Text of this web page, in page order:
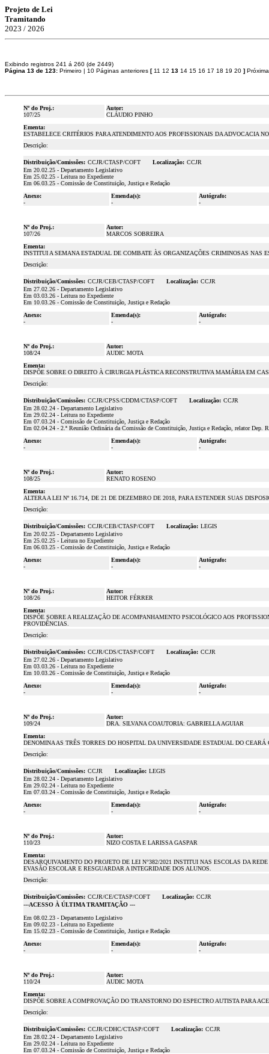
Projeto de Lei
Tramitando
2023 / 2026
Exibindo registros 241 á 260 (de 2449)
Página 13 de 123: Primeiro | 10 Páginas anteriores [ 11 12 13 14 15 16 17 18 19 20 ]
Nº do Proj.:
107/25
Autor:
CLÁUDIO PINHO
Ementa:
ESTABELECE CRITÉRIOS PARA ATENDIMENTO AOS PROFISSIONAIS DA ADVOCACIA
Descrição:
Distribuição/Comissões: CCJR/CTASP/COFT Localização: CCJR
Em 20.02.25 - Departamento Legislativo
Em 25.02.25 - Leitura no Expediente
Em 06.03.25 - Comissão de Constituição, Justiça e Redação
Anexo:
-
Emenda(s):
-
Autógrafo:
-
Nº do Proj.:
107/26
Autor:
MARCOS SOBREIRA
Ementa:
INSTITUI A SEMANA ESTADUAL DE COMBATE ÀS ORGANIZAÇÕES CRIMINOSAS NAS
Descrição:
Distribuição/Comissões: CCJR/CEB/CTASP/COFT Localização: CCJR
Em 27.02.26 - Departamento Legislativo
Em 03.03.26 - Leitura no Expediente
Em 10.03.26 - Comissão de Constituição, Justiça e Redação
Anexo:
-
Emenda(s):
-
Autógrafo:
-
Nº do Proj.:
108/24
Autor:
AUDIC MOTA
Ementa:
DISPÕE SOBRE O DIREITO À CIRURGIA PLÁSTICA RECONSTRUTIVA MAMÁRIA EM
Descrição:
Distribuição/Comissões: CCJR/CPSS/CDDM/CTASP/COFT Localização: CCJR
Em 28.02.24 - Departamento Legislativo
Em 29.02.24 - Leitura no Expediente
Em 07.03.24 - Comissão de Constituição, Justiça e Redação
Em 02.04.24 - 2.ª Reunião Ordinária da Comissão de Constituição, Justiça e Redação, relator Dep.
Anexo:
-
Emenda(s):
-
Autógrafo:
-
Nº do Proj.:
108/25
Autor:
RENATO ROSENO
Ementa:
ALTERA A LEI Nº 16.714, DE 21 DE DEZEMBRO DE 2018, PARA ESTENDER SUAS
Descrição:
Distribuição/Comissões: CCJR/CEB/CTASP/COFT Localização: LEGIS
Em 20.02.25 - Departamento Legislativo
Em 25.02.25 - Leitura no Expediente
Em 06.03.25 - Comissão de Constituição, Justiça e Redação
Anexo:
-
Emenda(s):
-
Autógrafo:
-
Nº do Proj.:
108/26
Autor:
HEITOR FÉRRER
Ementa:
DISPÕE SOBRE A REALIZAÇÃO DE ACOMPANHAMENTO PSICOLÓGICO AOS
PROVIDÊNCIAS.
Descrição:
Distribuição/Comissões: CCJR/CDS/CTASP/COFT Localização: CCJR
Em 27.02.26 - Departamento Legislativo
Em 03.03.26 - Leitura no Expediente
Em 10.03.26 - Comissão de Constituição, Justiça e Redação
Anexo:
-
Emenda(s):
-
Autógrafo:
-
Nº do Proj.:
109/24
Autor:
DRA. SILVANA COAUTORIA: GABRIELLA AGUIAR
Ementa:
DENOMINA AS TRÊS TORRES DO HOSPITAL DA UNIVERSIDADE ESTADUAL DO
Descrição:
Distribuição/Comissões: CCJR Localização: LEGIS
Em 28.02.24 - Departamento Legislativo
Em 29.02.24 - Leitura no Expediente
Em 07.03.24 - Comissão de Constituição, Justiça e Redação
Anexo:
-
Emenda(s):
-
Autógrafo:
-
Nº do Proj.:
110/23
Autor:
NIZO COSTA E LARISSA GASPAR
Ementa:
DESARQUIVAMENTO DO PROJETO DE LEI N°382/2021 INSTITUI NAS ESCOLAS DA
EVASÃO ESCOLAR E RESGUARDAR A INTEGRIDADE DOS ALUNOS.
Descrição:
Distribuição/Comissões: CCJR/CE/CTASP/COFT Localização: CCJR
---ACESSO À ÚLTIMA TRAMITAÇÃO ---
Em 08.02.23 - Departamento Legislativo
Em 09.02.23 - Leitura no Expediente
Em 15.02.23 - Comissão de Constituição, Justiça e Redação
Anexo:
-
Emenda(s):
-
Autógrafo:
-
Nº do Proj.:
110/24
Autor:
AUDIC MOTA
Ementa:
DISPÕE SOBRE A COMPROVAÇÃO DO TRANSTORNO DO ESPECTRO AUTISTA PARA
Descrição:
Distribuição/Comissões: CCJR/CDHC/CTASP/COFT Localização: CCJR
Em 28.02.24 - Departamento Legislativo
Em 29.02.24 - Leitura no Expediente
Em 07.03.24 - Comissão de Constituição, Justiça e Redação